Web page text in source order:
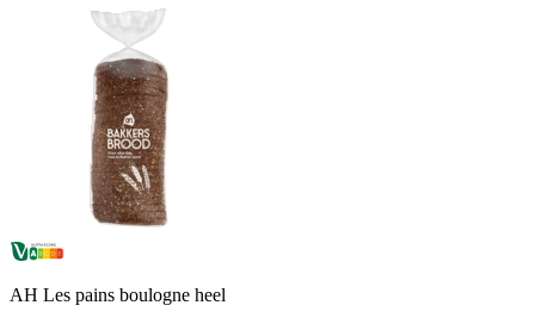
AH Les pains boulogne heel